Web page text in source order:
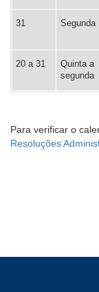
31 Segunda
20 a 31
Quinta a
segunda
Para verificar o
Resoluções